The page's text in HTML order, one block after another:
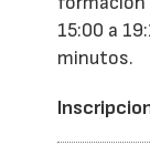
15:00 a
minutos.